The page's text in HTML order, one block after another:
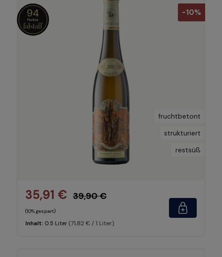
-10%
94
fruchtbetont
strukturiert
restsüß
35,91 € 39,90 €
(10% gespart)
Inhalt: 0.5 Liter (71,82 € / 1 Liter)